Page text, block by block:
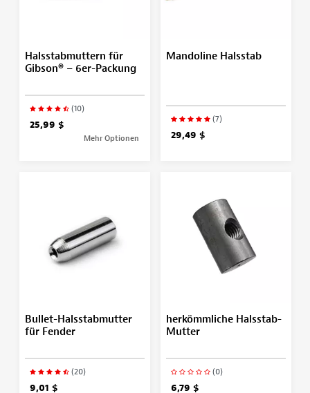
Halsstabmuttern für
Gibson® – 6er-Packung
(10)
25,99 $
Mehr Optionen
Mandoline Halsstab
(7)
29,49 $
Bullet-Halsstabmutter
für Fender
(20)
9,01 $
herkömmliche Halsstab-
Mutter
(0)
6,79 $